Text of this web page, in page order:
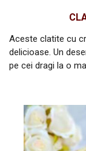
Aceste clatite cu
delicioase. Un
pe cei dragi la o